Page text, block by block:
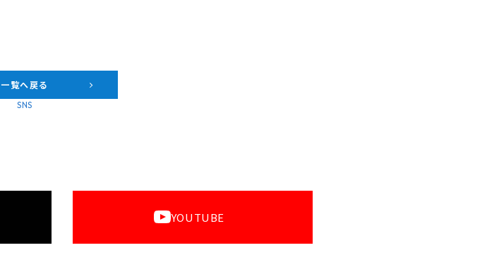
一覧へ戻る
SNS
YOUTUBE